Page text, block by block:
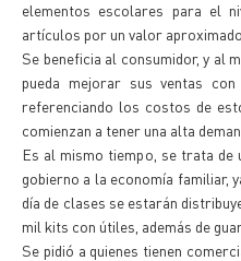
elementos escolares para el
artículos por un valor
Se beneficia al consumidor, y al
pueda mejorar sus ventas
referenciando los costos de
comienzan a tener una alta
Es al mismo tiempo, se trata de
gobierno a la economía familiar,
día de clases se estarán
mil kits con útiles, además de
Se pidió a quienes tienen